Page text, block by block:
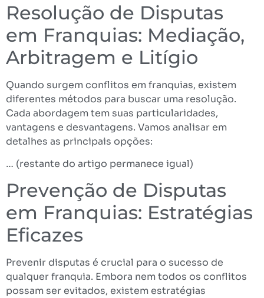
Resolução de Disputas
em Franquias: Mediação,
Arbitragem e Litígio
Quando surgem conflitos em franquias, existem
diferentes métodos para buscar uma resolução.
Cada abordagem tem suas particularidades,
vantagens e desvantagens. Vamos analisar em
detalhes as principais opções:
… (restante do artigo permanece igual)
Prevenção de Disputas
em Franquias: Estratégias
Eficazes
Prevenir disputas é crucial para o sucesso de
qualquer franquia. Embora nem todos os conflitos
possam ser evitados, existem estratégias